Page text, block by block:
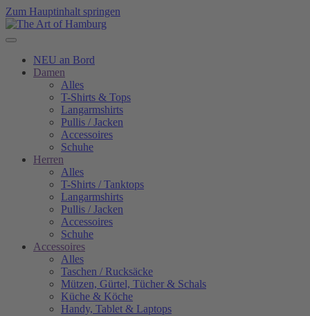
Zum Hauptinhalt springen
NEU an Bord
Damen
Alles
T-Shirts & Tops
Langarmshirts
Pullis / Jacken
Accessoires
Schuhe
Herren
Alles
T-Shirts / Tanktops
Langarmshirts
Pullis / Jacken
Accessoires
Schuhe
Accessoires
Alles
Taschen / Rucksäcke
Mützen, Gürtel, Tücher & Schals
Küche & Köche
Handy, Tablet & Laptops